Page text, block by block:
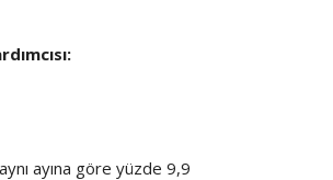
ayına göre yüzde 9,9